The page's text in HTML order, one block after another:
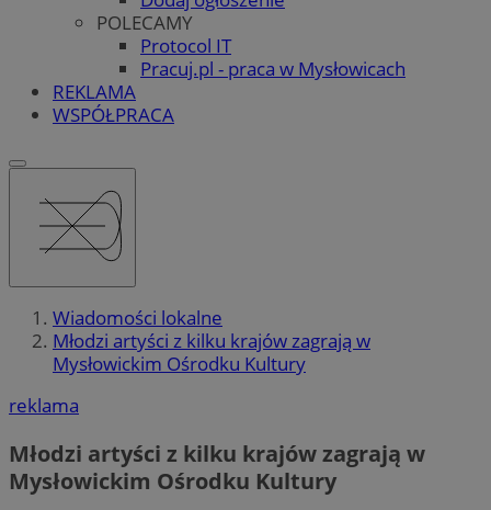
POLECAMY
Protocol IT
Pracuj.pl - praca w Mysłowicach
REKLAMA
WSPÓŁPRACA
Wiadomości lokalne
Młodzi artyści z kilku krajów zagrają w
Mysłowickim Ośrodku Kultury
reklama
Młodzi artyści z kilku krajów zagrają w
Mysłowickim Ośrodku Kultury